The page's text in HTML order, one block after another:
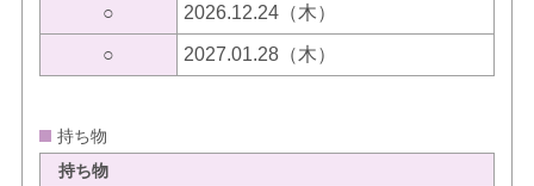
○ 2026.12.24（木）
○ 2027.01.28（木）
持ち物
持ち物